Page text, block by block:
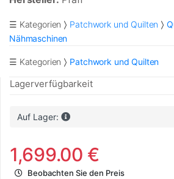
☰ Kategorien Patchwork und Quilten
Nähmaschinen
☰ Kategorien Patchwork und Quilten
Lagerverfügbarkeit
Auf Lager:
1,699.00 €
Beobachten Sie den Preis